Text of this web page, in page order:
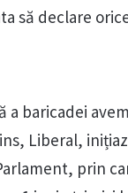
să declare
a baricadei
Liberal,
prin